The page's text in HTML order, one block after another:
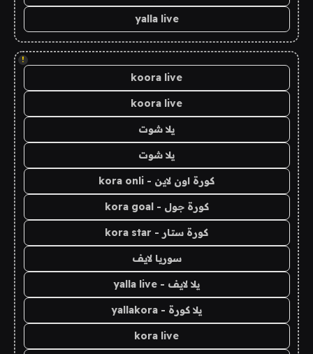
yalla live
!
koora live
koora live
يلا شوت
يلا شوت
كورة اون لاين - kora onli
كورة جول - kora goal
كورة ستار - kora star
سوريا لايف
يلا لايف - yalla live
يلا كورة - yallakora
kora live